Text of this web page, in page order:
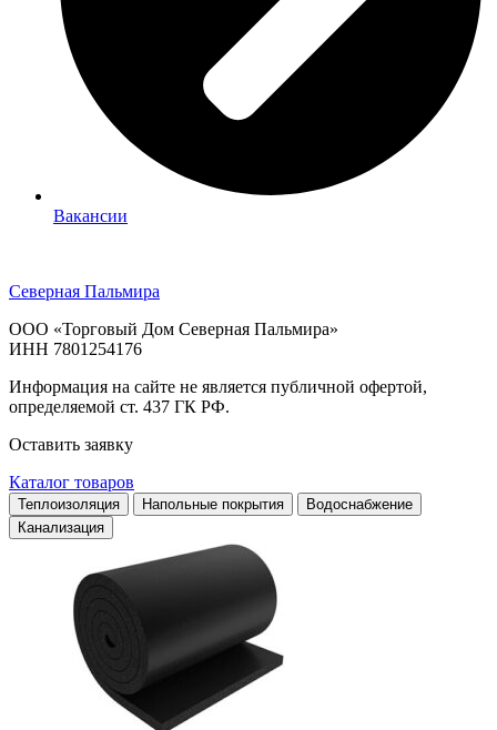
Вакансии
Северная Пальмира
ООО «Торговый Дом Северная Пальмира»
ИНН 7801254176
Информация на сайте не является публичной офертой,
определяемой ст. 437 ГК РФ.
Оставить заявку
Каталог товаров
Теплоизоляция Напольные покрытия
Водоснабжение
Канализация